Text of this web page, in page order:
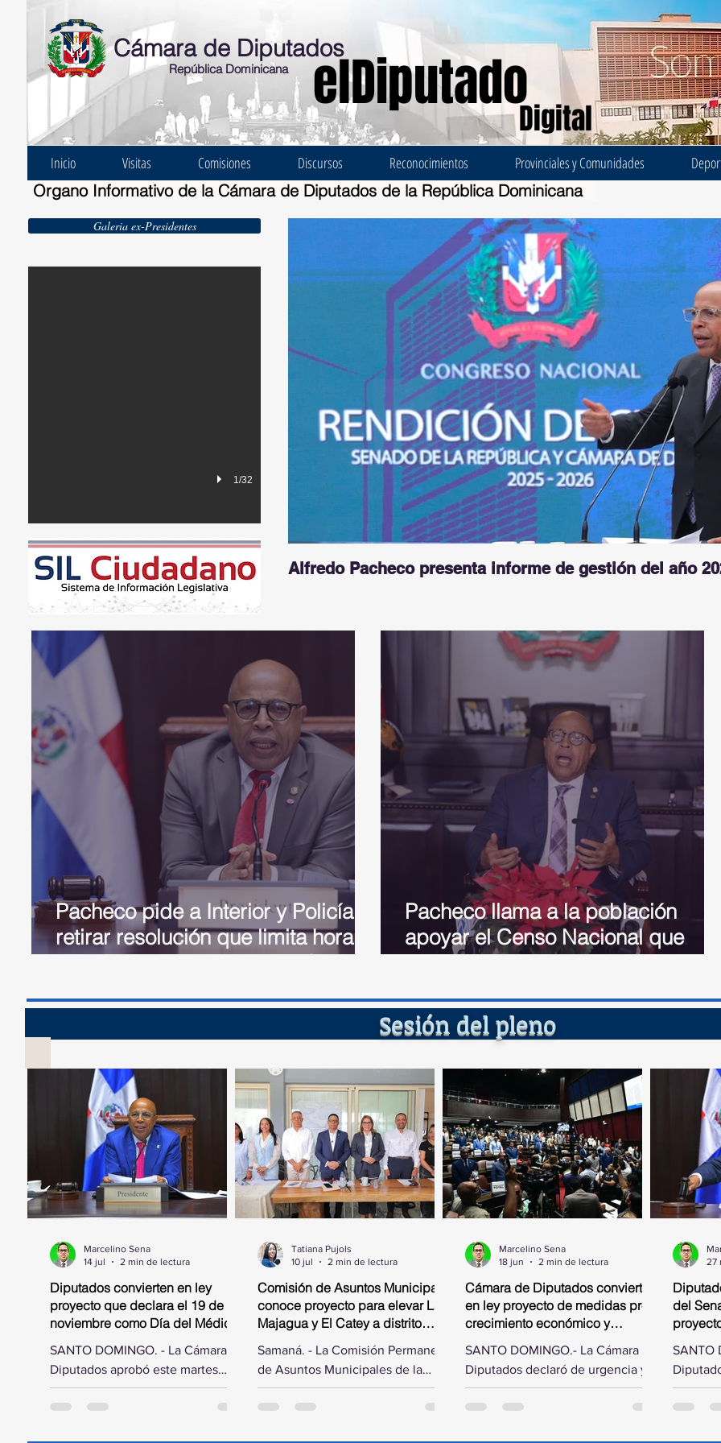
Digital
elDiputado
Cámara de Diputados
República Dominicana
Inicio Visitas Comisiones Discursos Reconocimientos Provinciales y Comunidades
Organo Informativo de la Cámara de Diputados de la República Dominicana
Galeria ex-Presidentes
Ernesto Bonelli Burgos 1924-1930
1/32
Alfredo Pacheco presenta informe de gestión del año
Pacheco pide a Interior y Policía
retirar resolución que limita horario
de bebidas alcohólicas en SD
Pacheco llama a la población
apoyar el Censo Nacional que
inicia este jueves
Sesión del
Diputados convierten en ley
proyecto que declara el 19 de
noviembre como Día del Médico
SANTO DOMINGO. - La Cámara de
Diputados aprobó este martes
acoger las modificaciones hechas
por el Senado de la República al
Marcelino Sena
14 jul
2 min de lectura
Comisión de Asuntos Municipales
conoce proyecto para elevar La
Majagua y El Catey a distrito
Samaná. - La Comisión Permanente
de Asuntos Municipales de la
Cámara de Diputados, presidida
por el diputado Elías Matos, se
Tatiana Pujols
10 jul
2 min de lectura
Cámara de Diputados convierte
en ley proyecto de medidas pro-
crecimiento económico y
SANTO DOMINGO.- La Cámara de
Diputados declaró de urgencia y
convirtió en ley este jueves, al
aprobarlo en dos discusiones
Marcelino Sena
18 jun
2 min de lectura
del
SANTO
las
Senado
27